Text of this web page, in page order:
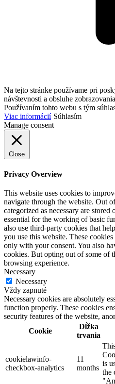
Na tejto stránke používame pri
návštevnosti a obsluhe
Používaním tohto webu s tým
Viac informácií Súhlasím
Manage consent
Close
Privacy Overview
This website uses cookies to
navigate through the website. Out
categorized as necessary are
essential for the working of basic
also use third-party cookies that
you use this website. These
only with your consent. You also
cookies. But opting out of some of
browsing experience.
Necessary
Necessary
Vždy zapnuté
Necessary cookies are absolutely
function properly. These cookies
security features of the website,
Cookie
Dĺžka
trvania
cookielawinfo-
checkbox-analytics
11
months
is
the